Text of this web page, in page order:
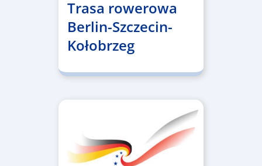
Trasa rowerowa
Berlin-Szczecin-
Kołobrzeg